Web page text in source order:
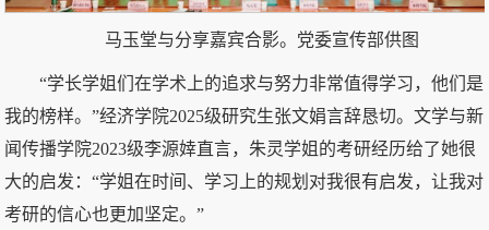
马玉堂与分享嘉宾合影。党委宣传部供图
“学长学姐们在学术上的追求与努力非常值得学习，他们是
我的榜样。”经济学院2025级研究生张文娟言辞恳切。文学与新
闻传播学院2023级李源婞直言，朱灵学姐的考研经历给了她很
大的启发：“学姐在时间、学习上的规划对我很有启发，让我对
考研的信心也更加坚定。”